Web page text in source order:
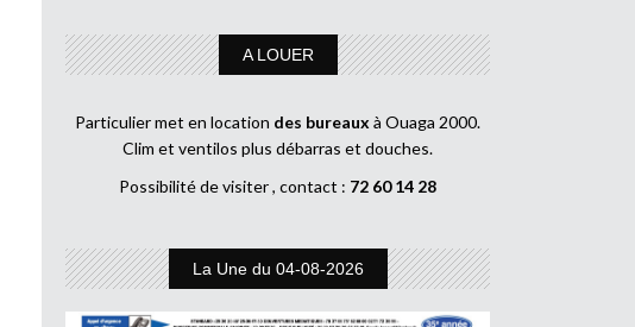
A LOUER
Particulier met en location des bureaux à Ouaga 2000.
Clim et ventilos plus débarras et douches.
Possibilité de visiter , contact : 72 60 14 28
La Une du 04-08-2026